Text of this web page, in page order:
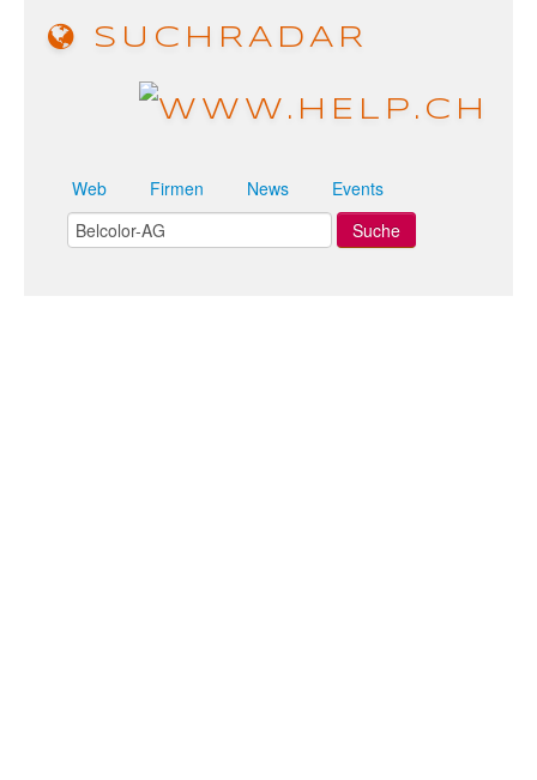
SUCHRADAR
Web Firmen News Events